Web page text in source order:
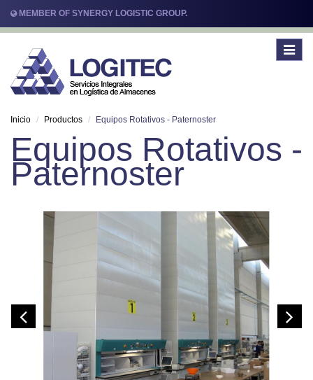
MEMBER OF SYNERGY LOGISTIC GROUP.
Toggle
Inicio Productos Equipos Rotativos - Paternoster
Equipos Rotativos -
Paternoster